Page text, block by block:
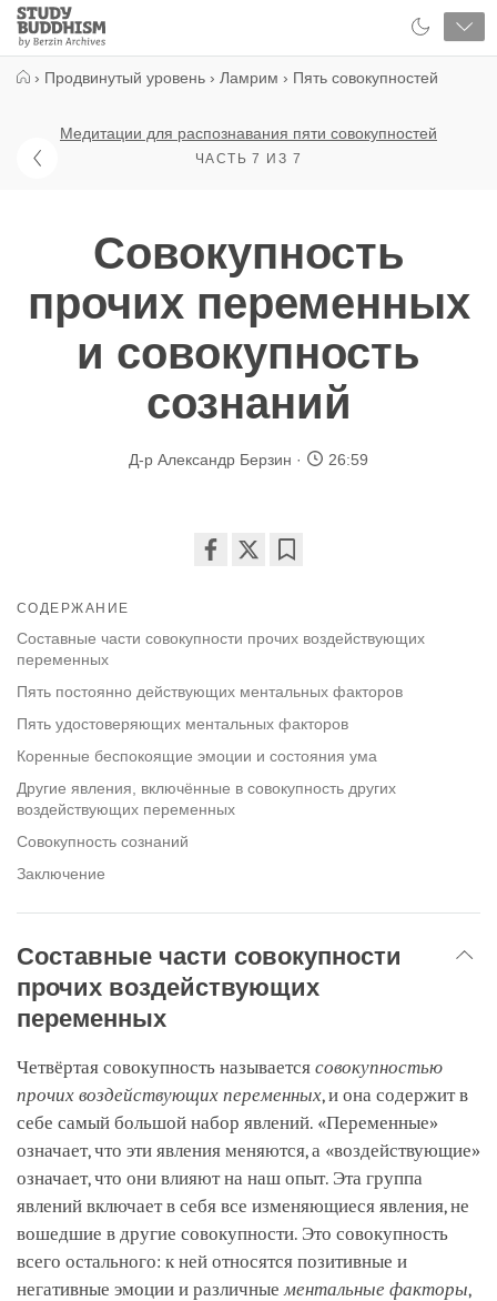
Close
Study
Buddhism
› Продвинутый уровень › Ламрим › Пять совокупностей
Медитации для распознавания пяти совокупностей
ЧАСТЬ 7 ИЗ 7
Совокупность
прочих переменных
и совокупность
сознаний
Д-р Александр Берзин 26:59
СОДЕРЖАНИЕ
Составные части совокупности прочих воздействующих
переменных
Пять постоянно действующих ментальных факторов
Пять удостоверяющих ментальных факторов
Коренные беспокоящие эмоции и состояния ума
Другие явления, включённые в совокупность других
воздействующих переменных
Совокупность сознаний
Заключение
Составные части совокупности
прочих воздействующих
переменных
Четвёртая совокупность называется совокупностью
прочих воздействующих переменных, и она содержит в
себе самый большой набор явлений. «Переменные»
означает, что эти явления меняются, а «воздействующие»
означает, что они влияют на наш опыт. Эта группа
явлений включает в себя все изменяющиеся явления, не
вошедшие в другие совокупности. Это совокупность
всего остального: к ней относятся позитивные и
негативные эмоции и различные ментальные факторы,